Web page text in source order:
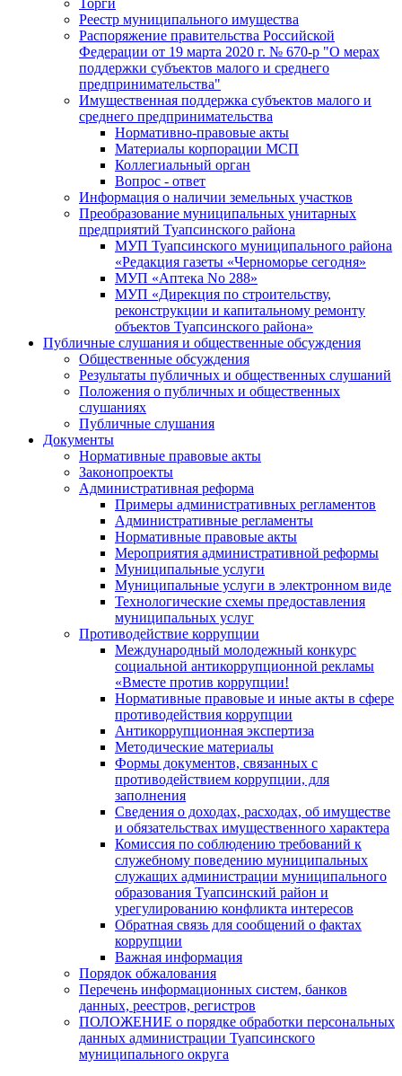
Торги
Реестр муниципального имущества
Распоряжение правительства Российской
Федерации от 19 марта 2020 г. № 670-р "О мерах
поддержки субъектов малого и среднего
предпринимательства"
Имущественная поддержка субъектов малого и
среднего предпринимательства
Нормативно-правовые акты
Материалы корпорации МСП
Коллегиальный орган
Вопрос - ответ
Информация о наличии земельных участков
Преобразование муниципальных унитарных
предприятий Туапсинского района
МУП Туапсинского муниципального района
«Редакция газеты «Черноморье сегодня»
МУП «Аптека No 288»
МУП «Дирекция по строительству,
реконструкции и капитальному ремонту
объектов Туапсинского района»
Публичные слушания и общественные обсуждения
Общественные обсуждения
Результаты публичных и общественных слушаний
Положения о публичных и общественных
слушаниях
Публичные слушания
Документы
Нормативные правовые акты
Законопроекты
Административная реформа
Примеры административных регламентов
Административные регламенты
Нормативные правовые акты
Мероприятия административной реформы
Муниципальные услуги
Муниципальные услуги в электронном виде
Технологические схемы предоставления
муниципальных услуг
Противодействие коррупции
Международный молодежный конкурс
социальной антикоррупционной рекламы
«Вместе против коррупции!
Нормативные правовые и иные акты в сфере
противодействия коррупции
Антикоррупционная экспертиза
Методические материалы
Формы документов, связанных с
противодействием коррупции, для
заполнения
Сведения о доходах, расходах, об имуществе
и обязательствах имущественного характера
Комиссия по соблюдению требований к
служебному поведению муниципальных
служащих администрации муниципального
образования Туапсинский район и
урегулированию конфликта интересов
Обратная связь для сообщений о фактах
коррупции
Важная информация
Порядок обжалования
Перечень информационных систем, банков
данных, реестров, регистров
ПОЛОЖЕНИЕ о порядке обработки персональных
данных администрации Туапсинского
муниципального округа